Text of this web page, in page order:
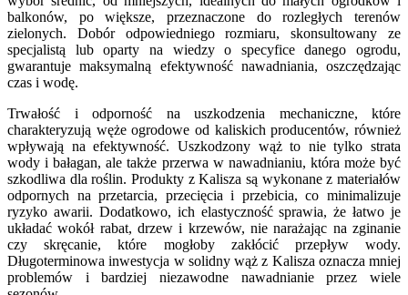
balkonów, po większe, przeznaczone do rozległych terenów
zielonych. Dobór odpowiedniego rozmiaru, skonsultowany ze
specjalistą lub oparty na wiedzy o specyfice danego ogrodu,
gwarantuje maksymalną efektywność nawadniania, oszczędzając
czas i wodę.
Trwałość i odporność na uszkodzenia mechaniczne, które
charakteryzują węże ogrodowe od kaliskich producentów, również
wpływają na efektywność. Uszkodzony wąż to nie tylko strata
wody i bałagan, ale także przerwa w nawadnianiu, która może być
szkodliwa dla roślin. Produkty z Kalisza są wykonane z materiałów
odpornych na przetarcia, przecięcia i przebicia, co minimalizuje
ryzyko awarii. Dodatkowo, ich elastyczność sprawia, że łatwo je
układać wokół rabat, drzew i krzewów, nie narażając na zginanie
czy skręcanie, które mogłoby zakłócić przepływ wody.
Długoterminowa inwestycja w solidny wąż z Kalisza oznacza mniej
problemów i bardziej niezawodne nawadnianie przez wiele